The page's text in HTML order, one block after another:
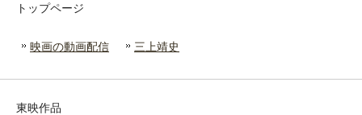
トップページ
映画の動画配信 三上靖史
東映作品